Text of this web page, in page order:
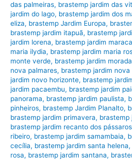
das palmeiras, brastemp jardim das
jardim do lago, brastemp jardim dos
eliza, brastemp Jardim Europa,
brastemp jardim itapuã, brastemp
jardim lorena, brastemp jardim
maria ilydia, brastemp jardim maria
monte verde, brastemp jardim
nova palmares, brastemp jardim nova
jardim novo horizonte, brastemp
jardim pacaembu, brastemp jardim
panorama, brastemp jardim paulista,
pinheiros, brastemp Jardim Planalto,
brastemp jardim primavera, brastemp
brastemp jardim recanto dos
ribeiro, brastemp jardim samambaia,
cecília, brastemp jardim santa helena,
rosa, brastemp jardim santana,